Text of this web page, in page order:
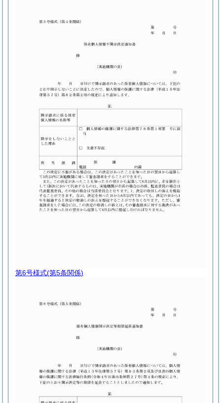
第6号様式(第5条関係)